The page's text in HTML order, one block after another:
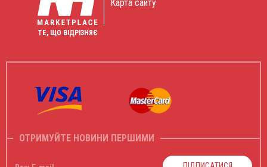
ТЕ, ЩО ВІДРІЗНЯЄ
Карта сайту
ОТРИМУЙТЕ НОВИНИ ПЕРШИМИ